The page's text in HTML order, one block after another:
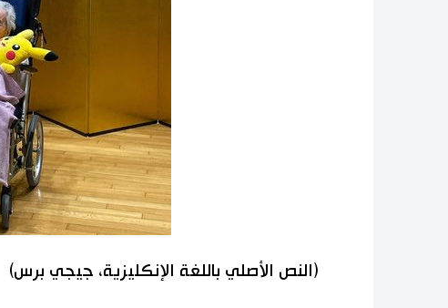
(النص الأصلي باللغة الإنكليزية، جيجي برس)